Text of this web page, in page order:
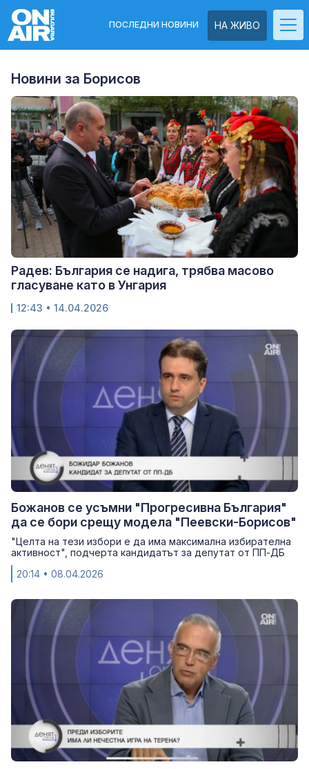
НА ЖИВО
ПОСЛЕДНИ НОВИНИ
Новини за Борисов
Радев: България се надига, трябва масово
гласуване като в Унгария
12:43 • 14.04.2026
Божанов се усъмни "Прогресивна България"
да се бори срещу модела "Пеевски-Борисов"
"Целта на тези избори е да има максимална избирателна
активност", подчерта кандидатът за депутат от ПП-ДБ
20:14 • 08.04.2026